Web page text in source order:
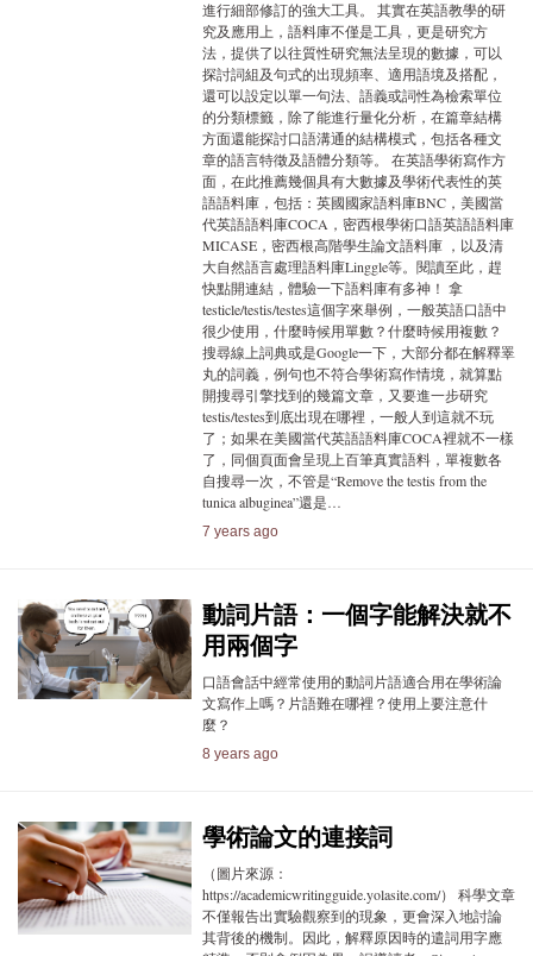
進行細部修訂的強大工具。 其實在英語教學的研
究及應用上，語料庫不僅是工具，更是研究方
法，提供了以往質性研究無法呈現的數據，可以
探討詞組及句式的出現頻率、適用語境及搭配，
還可以設定以單一句法、語義或詞性為檢索單位
的分類標籤，除了能進行量化分析，在篇章結構
方面還能探討口語溝通的結構模式，包括各種文
章的語言特徵及語體分類等。 在英語學術寫作方
面，在此推薦幾個具有大數據及學術代表性的英
語語料庫，包括：英國國家語料庫BNC，美國當
代英語語料庫COCA，密西根學術口語英語語料庫
MICASE，密西根高階學生論文語料庫 ，以及清
大自然語言處理語料庫Linggle等。閱讀至此，趕
快點開連結，體驗一下語料庫有多神！ 拿
testicle/testis/testes這個字來舉例，一般英語口語中
很少使用，什麼時候用單數？什麼時候用複數？
搜尋線上詞典或是Google一下，大部分都在解釋睪
丸的詞義，例句也不符合學術寫作情境，就算點
開搜尋引擎找到的幾篇文章，又要進一步研究
testis/testes到底出現在哪裡，一般人到這就不玩
了；如果在美國當代英語語料庫COCA裡就不一樣
了，同個頁面會呈現上百筆真實語料，單複數各
自搜尋一次，不管是“Remove the testis from the
tunica albuginea”還是…
7 years ago
動詞片語：一個字能解決就不
用兩個字
口語會話中經常使用的動詞片語適合用在學術論
文寫作上嗎？片語難在哪裡？使用上要注意什
麼？
8 years ago
學術論文的連接詞
（圖片來源：
https://academicwritingguide.yolasite.com/） 科學文章
不僅報告出實驗觀察到的現象，更會深入地討論
其背後的機制。因此，解釋原因時的遣詞用字應